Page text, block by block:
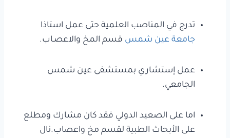
تدرج في المناصب العلمية حتى عمل استاذا
جامعة عين شمس قسم المخ والاعصـاب.
عمل إستشاري بمستشفى عين شمس
الجامعي.
اما على الصعيد الدولي فقد كان مشارك ومطلع
على الأبحاث الطبية لقسم مخ واعصاب.نال